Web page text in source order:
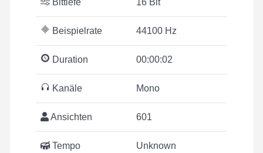
Bittiefe 16 Bit
Beispielrate 44100 Hz
Duration 00:00:02
Kanäle Mono
Ansichten 601
Tempo Unknown